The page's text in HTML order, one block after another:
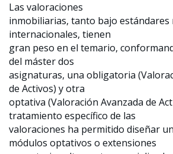
Las valoraciones
inmobiliarias, tanto bajo estándares
internacionales, tienen
gran peso en el temario,
del máster dos
asignaturas, una obligatoria
de Activos) y otra
optativa (Valoración Avanzada de
tratamiento específico de las
valoraciones ha permitido diseñar
módulos optativos o extensiones